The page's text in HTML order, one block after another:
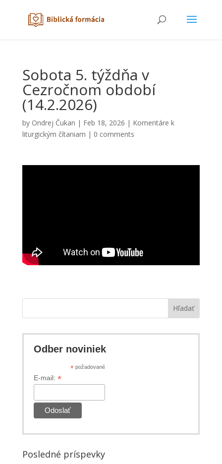
Sobota 5. týždňa v
Cezročnom období
(14.2.2026)
by Ondrej Čukan | Feb 18, 2026 | Komentáre k
liturgickým čítaniam | 0 comments
Hľadať
Odber noviniek
*požadované
E-mail: *
Posledné príspevky